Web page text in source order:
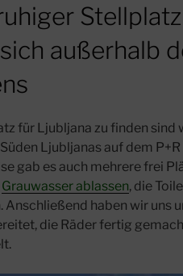
außerhalb
für Ljubljana zu finden
Ljubljanas auf dem
gab es auch mehrere frei
Grauwasser ablassen, die
Anschließend haben wir uns
die Räder fertig